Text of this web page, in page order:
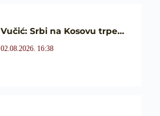
Vučić: Srbi na Kosovu trpe…
02.08.2026. 16:38